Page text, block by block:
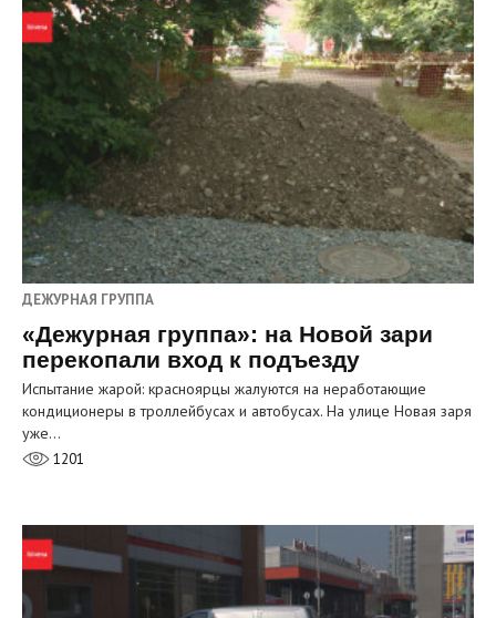
ДЕЖУРНАЯ ГРУППА
«Дежурная группа»: на Новой зари
перекопали вход к подъезду
Испытание жарой: красноярцы жалуются на неработающие
кондиционеры в троллейбусах и автобусах. На улице Новая заря
уже…
1201